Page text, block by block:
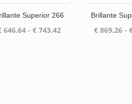
Superior 266
646.64 - € 743.42Prijsklasse:
Brillante
€ 869.26 -